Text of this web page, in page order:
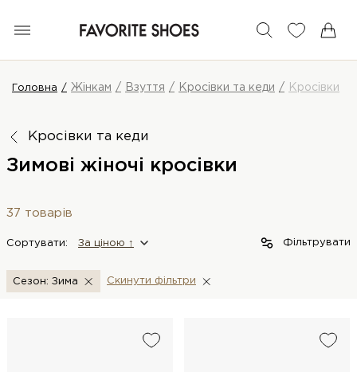
Головна Жінкам Взуття Кросівки та кеди Кросівки
Кросівки та кеди
Зимові жіночі кросівки
37 товарів
Сортувати: За цiною ↑ Фільтрувати
Сезон: Зима Скинути фiльтри